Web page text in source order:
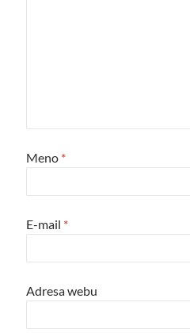
Meno *
E-mail *
Adresa webu